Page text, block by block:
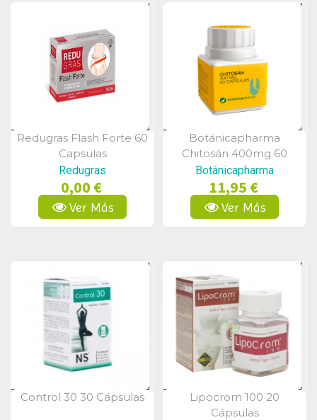
Vista Rápida
Redugras Flash Forte 60
Capsulas
Redugras
0,00 €
Ver Más
Vista Rápida
Botánicapharma
Chitosán 400mg 60
Cápsulas
Botánicapharma
11,95 €
Ver Más
Vista Rápida
Control 30 30 Cápsulas Vista Rápida
Lipocrom 100 20
Cápsulas